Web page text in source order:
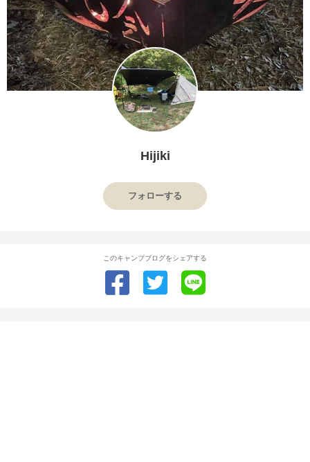
Hijiki
フォローする
このキャンプブログをシェアする